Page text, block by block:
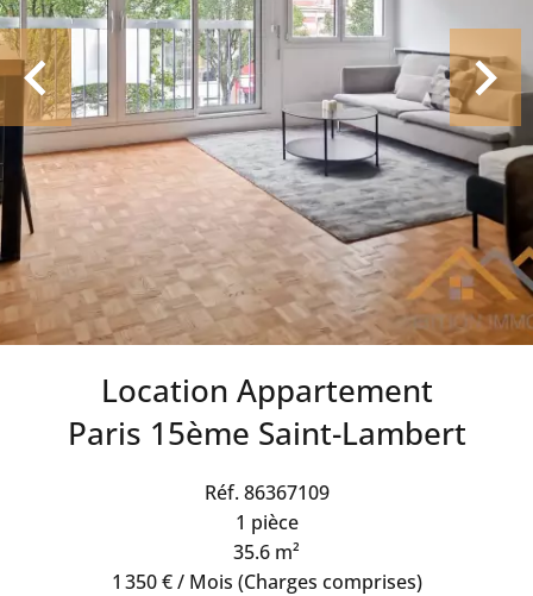
Location Appartement
Paris 15ème Saint-Lambert
Réf. 86367109
1 pièce
35.6 m²
1 350 € / Mois (Charges comprises)